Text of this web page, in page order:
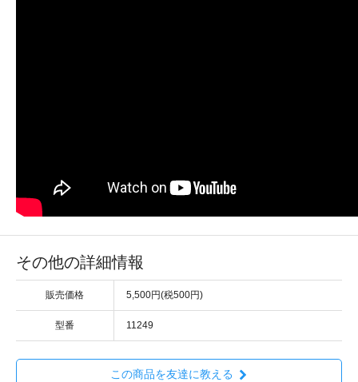
その他の詳細情報
販売価格 5,500円(税500円)
型番 11249
この商品を友達に教える